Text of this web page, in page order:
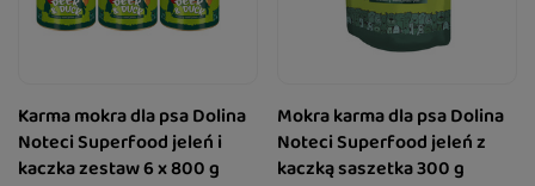
Karma mokra dla psa Dolina
Noteci Superfood jeleń i
kaczka zestaw 6 x 800 g
Mokra karma dla psa Dolina
Noteci Superfood jeleń z
kaczką saszetka 300 g